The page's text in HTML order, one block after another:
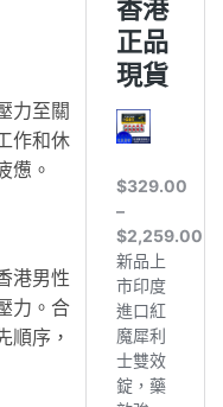
力至關
作和休
憊。
港男性
力。合
順序，